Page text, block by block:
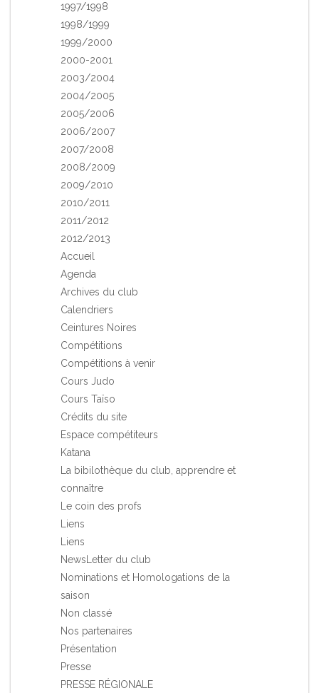
1997/1998
1998/1999
1999/2000
2000-2001
2003/2004
2004/2005
2005/2006
2006/2007
2007/2008
2008/2009
2009/2010
2010/2011
2011/2012
2012/2013
Accueil
Agenda
Archives du club
Calendriers
Ceintures Noires
Compétitions
Compétitions à venir
Cours Judo
Cours Taïso
Crédits du site
Espace compétiteurs
Katana
La bibilothèque du club, apprendre et
connaître
Le coin des profs
Liens
Liens
NewsLetter du club
Nominations et Homologations de la
saison
Non classé
Nos partenaires
Présentation
Presse
PRESSE RÉGIONALE